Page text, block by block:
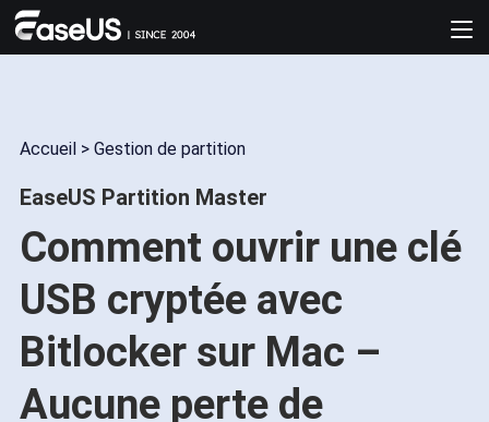
Accueil > Gestion de partition
EaseUS Partition Master
Comment ouvrir une clé
USB cryptée avec
Bitlocker sur Mac –
Aucune perte de